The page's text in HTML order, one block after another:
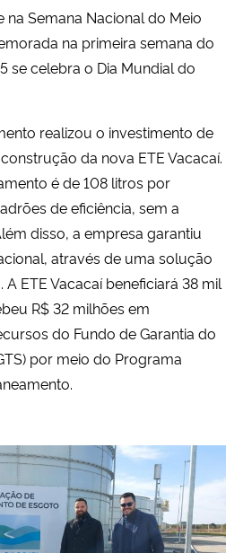
Semana Nacional do Meio
na primeira semana do
se celebra o Dia Mundial do
realizou o investimento de
da nova ETE Vacacaí.
é de 108 litros por
de eficiência, sem a
disso, a empresa garantiu
através de uma solução
ETE Vacacaí beneficiará 38 mil
R$ 32 milhões em
do Fundo de Garantia do
por meio do Programa